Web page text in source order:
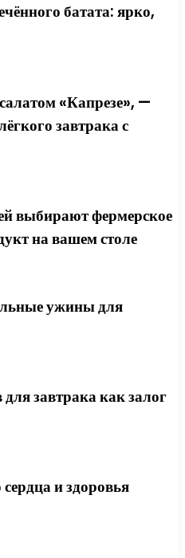
батата: ярко,
«Капрезе», —
завтрака с
выбирают фермерское
на вашем столе
ужины для
завтрака как залог
и здоровья